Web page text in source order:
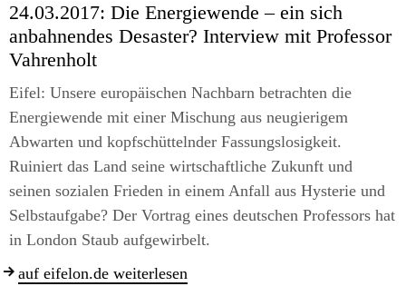
24.03.2017: Die Energiewende – ein sich
anbahnendes Desaster? Interview mit Professor
Vahrenholt
Eifel: Unsere europäischen Nachbarn betrachten die
Energiewende mit einer Mischung aus neugierigem
Abwarten und kopfschüttelnder Fassungslosigkeit.
Ruiniert das Land seine wirtschaftliche Zukunft und
seinen sozialen Frieden in einem Anfall aus Hysterie und
Selbstaufgabe? Der Vortrag eines deutschen Professors hat
in London Staub aufgewirbelt.
auf eifelon.de weiterlesen